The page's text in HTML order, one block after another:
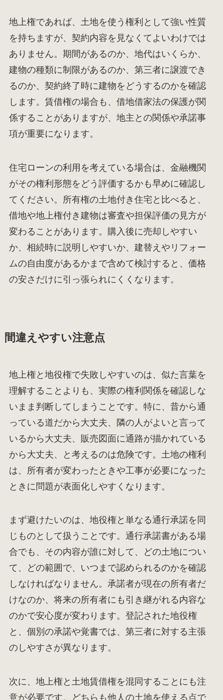
地上権であれば、土地を使う権利として強い性質
を持ちますが、契約内容を見なくてよいわけでは
ありません。期間があるのか、地代はいくらか、
建物の種類に制限があるのか、第三者に譲渡でき
るのか、契約終了時に建物をどうするのかを確認
します。賃借権の場合も、借地借家法の保護が関
係することがありますが、地主との関係や承諾事
項が重要になります。
住宅ローンの利用を考えている場合は、金融機関
がその権利形態をどう評価するかも早めに確認し
てください。所有権の土地付き住宅と比べると、
借地や地上権付き建物は審査や担保評価の見方が
変わることがあります。購入後に売却しやすい
か、相続時に説明しやすいか、建替えやリフォー
ムの自由度があるかまで含めて検討すると、価格
の安さだけに引っ張られにくくなります。
間違えやすい注意点
地上権と地役権で失敗しやすいのは、似た言葉を
理解することよりも、実際の権利関係を確認しな
いまま判断してしまうことです。特に、昔から通
っている道だから大丈夫、隣の人がよいと言って
いるから大丈夫、販売図面に通路が描かれている
から大丈夫、と考えるのは危険です。土地の権利
は、所有者が変わったときや工事が必要になった
ときに問題が表面化しやすくなります。
まず避けたいのは、地役権と単なる通行承諾を同
じものとして扱うことです。通行承諾書がある場
合でも、その内容が誰に対して、どの土地につい
て、どの範囲で、いつまで認められるのかを確認
しなければなりません。承諾者が現在の所有者だ
けなのか、将来の所有者にも引き継がれる内容な
のかで安心度が変わります。登記された地役権
と、個別の承諾や覚書では、第三者に対する主張
のしやすさが異なります。
次に、地上権と土地賃借権を混同することにも注
意が必要です。どちらも他人の土地を使える点で